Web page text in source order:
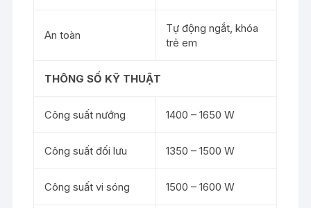
An toàn
Tự động ngắt, khóa
trẻ em
THÔNG SỐ KỸ THUẬT
Công suất nướng 1400 – 1650 W
Công suất đối lưu 1350 – 1500 W
Công suất vi sóng 1500 – 1600 W